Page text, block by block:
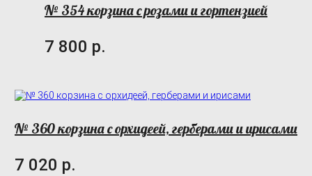
№ 354 корзина с розами и гортензией
7 800 р.
№ 360 корзина с орхидеей, герберами и ирисами
7 020 р.